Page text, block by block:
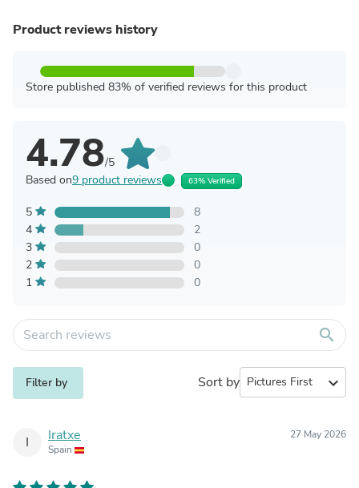
Product reviews history
Store published 83% of verified reviews for this product
4.78/5
Based on9 product reviews 63% Verified
5
8
4
2
3
0
2
0
1
0
search
Filter by Sort by expand_more
I Iratxe
Spain
27 May 2026